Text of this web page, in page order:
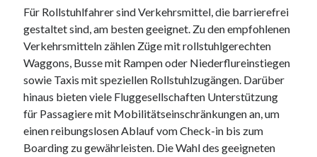
Für Rollstuhlfahrer sind Verkehrsmittel, die barrierefrei
gestaltet sind, am besten geeignet. Zu den empfohlenen
Verkehrsmitteln zählen Züge mit rollstuhlgerechten
Waggons, Busse mit Rampen oder Niederflureinstiegen
sowie Taxis mit speziellen Rollstuhlzugängen. Darüber
hinaus bieten viele Fluggesellschaften Unterstützung
für Passagiere mit Mobilitätseinschränkungen an, um
einen reibungslosen Ablauf vom Check-in bis zum
Boarding zu gewährleisten. Die Wahl des geeigneten